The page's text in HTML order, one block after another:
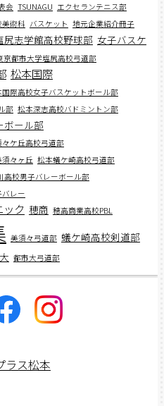
会 TSUNAGU エクセランテニス部
美術科 バスケット 地元企業紹介冊子
尻志学館高校野球部 女子バスケ
京都市大学塩尻高校弓道部
松本国際
国際高校女子バスケットボール部
部 松本深志高校バドミントン部
ボール部
ケ丘高校弓道部
々ヶ丘 松本蟻ケ崎高校弓道部
高校男子バレーボール部
バレー
ク 穂商 穂高商業高校PBL
美須々弓道部 蟻ケ崎高校剣道部
都市大弓道部
ラス松本